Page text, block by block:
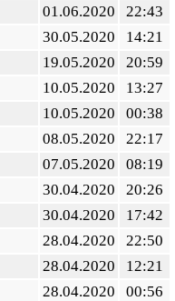
01.06.2020
22:43
30.05.2020
14:21
19.05.2020
20:59
10.05.2020
13:27
10.05.2020
00:38
08.05.2020
22:17
07.05.2020
08:19
30.04.2020
20:26
30.04.2020
17:42
28.04.2020
22:50
28.04.2020
12:21
28.04.2020
00:56